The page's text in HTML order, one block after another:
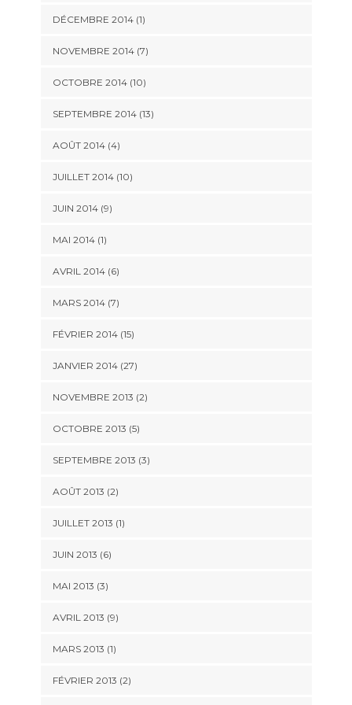
DÉCEMBRE 2014 (1)
NOVEMBRE 2014 (7)
OCTOBRE 2014 (10)
SEPTEMBRE 2014 (13)
AOÛT 2014 (4)
JUILLET 2014 (10)
JUIN 2014 (9)
MAI 2014 (1)
AVRIL 2014 (6)
MARS 2014 (7)
FÉVRIER 2014 (15)
JANVIER 2014 (27)
NOVEMBRE 2013 (2)
OCTOBRE 2013 (5)
SEPTEMBRE 2013 (3)
AOÛT 2013 (2)
JUILLET 2013 (1)
JUIN 2013 (6)
MAI 2013 (3)
AVRIL 2013 (9)
MARS 2013 (1)
FÉVRIER 2013 (2)